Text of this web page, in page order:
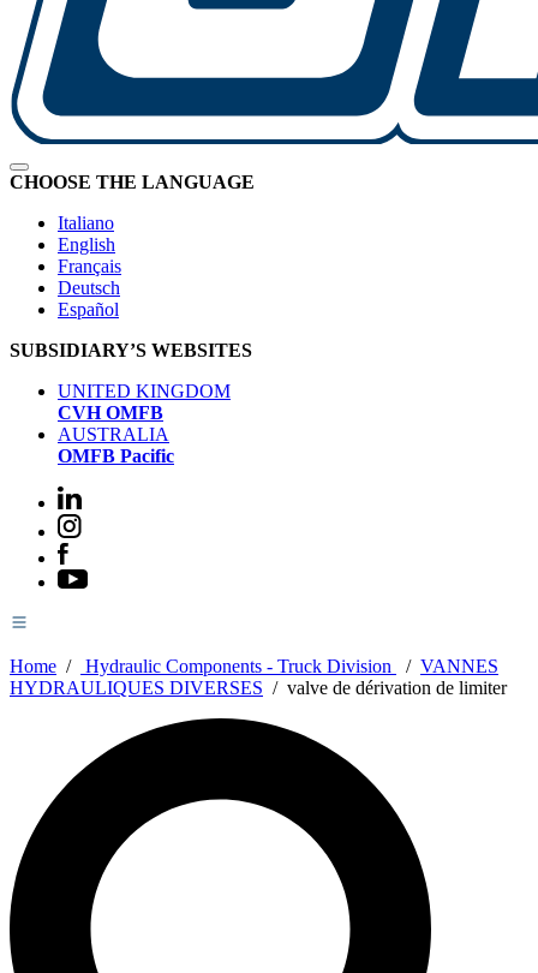
CHOOSE THE LANGUAGE
Italiano
English
Français
Deutsch
Español
SUBSIDIARY’S WEBSITES
UNITED KINGDOM
CVH OMFB
AUSTRALIA
OMFB Pacific
Home / Hydraulic Components - Truck Division / VANNES
HYDRAULIQUES DIVERSES / valve de dérivation de limiter